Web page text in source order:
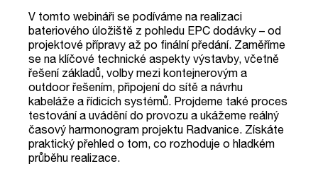
V tomto webináři se podíváme na realizaci
bateriového úložiště z pohledu EPC dodávky – od
projektové přípravy až po finální předání. Zaměříme
se na klíčové technické aspekty výstavby, včetně
řešení základů, volby mezi kontejnerovým a
outdoor řešením, připojení do sítě a návrhu
kabeláže a řídicích systémů. Projdeme také proces
testování a uvádění do provozu a ukážeme reálný
časový harmonogram projektu Radvanice. Získáte
praktický přehled o tom, co rozhoduje o hladkém
průběhu realizace.